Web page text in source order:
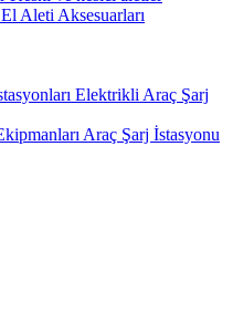
El Aleti Aksesuarları
Elektrikli Araç Şarj
Araç Şarj İstasyonu